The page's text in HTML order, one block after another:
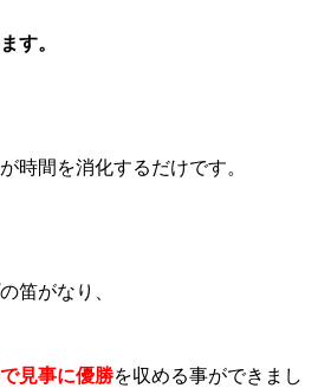
す。
時間を消化するだけです。
笛がなり、
見事に優勝を収める事ができまし